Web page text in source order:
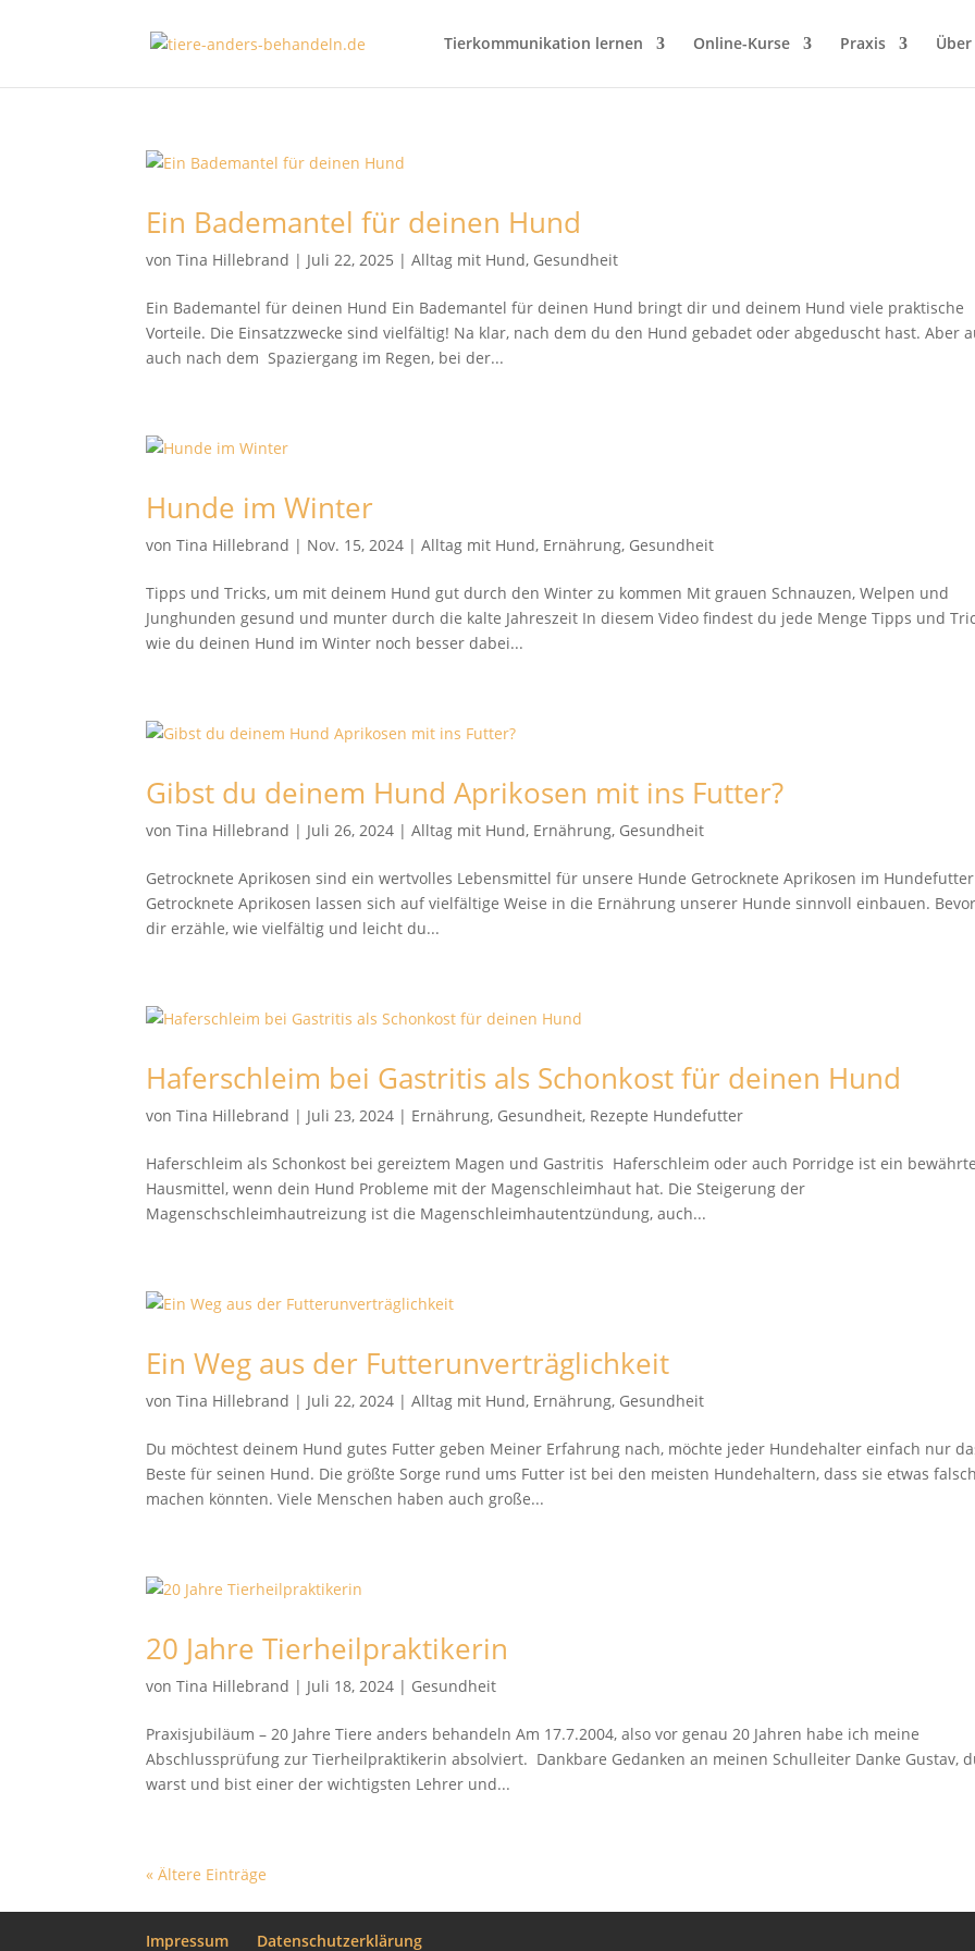
Tierkommunikation lernen Online-Kurse Praxis
Ein Bademantel für deinen Hund
vonTina Hillebrand | Juli 22, 2025 |Alltag mit Hund, Gesundheit
Ein Bademantel für deinen Hund Ein Bademantel für deinen Hund bringt dir und deinem Hund viele praktische
Vorteile. Die Einsatzzwecke sind vielfältig! Na klar, nach dem du den Hund gebadet oder abgeduscht hast. Aber
auch nach dem Spaziergang im Regen, bei der...
Hunde im Winter
vonTina Hillebrand | Nov. 15, 2024 |Alltag mit Hund, Ernährung, Gesundheit
Tipps und Tricks, um mit deinem Hund gut durch den Winter zu kommen Mit grauen Schnauzen, Welpen und
Junghunden gesund und munter durch die kalte Jahreszeit In diesem Video findest du jede Menge Tipps und
wie du deinen Hund im Winter noch besser dabei...
Gibst du deinem Hund Aprikosen mit ins Futter?
vonTina Hillebrand | Juli 26, 2024 |Alltag mit Hund, Ernährung, Gesundheit
Getrocknete Aprikosen sind ein wertvolles Lebensmittel für unsere Hunde Getrocknete Aprikosen im Hundefutter
Getrocknete Aprikosen lassen sich auf vielfältige Weise in die Ernährung unserer Hunde sinnvoll einbauen.
dir erzähle, wie vielfältig und leicht du...
Haferschleim bei Gastritis als Schonkost für deinen Hund
vonTina Hillebrand | Juli 23, 2024 | Ernährung, Gesundheit, Rezepte Hundefutter
Haferschleim als Schonkost bei gereiztem Magen und Gastritis Haferschleim oder auch Porridge ist ein
Hausmittel, wenn dein Hund Probleme mit der Magenschleimhaut hat. Die Steigerung der
Magenschschleimhautreizung ist die Magenschleimhautentzündung, auch...
Ein Weg aus der Futterunverträglichkeit
vonTina Hillebrand | Juli 22, 2024 |Alltag mit Hund, Ernährung, Gesundheit
Du möchtest deinem Hund gutes Futter geben Meiner Erfahrung nach, möchte jeder Hundehalter einfach nur
Beste für seinen Hund. Die größte Sorge rund ums Futter ist bei den meisten Hundehaltern, dass sie etwas
machen könnten. Viele Menschen haben auch große...
20 Jahre Tierheilpraktikerin
vonTina Hillebrand | Juli 18, 2024 | Gesundheit
Praxisjubiläum – 20 Jahre Tiere anders behandeln Am 17.7.2004, also vor genau 20 Jahren habe ich meine
Abschlussprüfung zur Tierheilpraktikerin absolviert. Dankbare Gedanken an meinen Schulleiter Danke Gustav,
warst und bist einer der wichtigsten Lehrer und...
« Ältere Einträge
Impressum Datenschutzerklärung